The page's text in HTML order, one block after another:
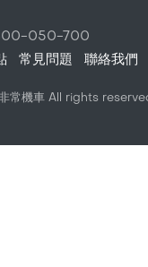
050-700
常見問題 聯絡我們
常機車 All rights